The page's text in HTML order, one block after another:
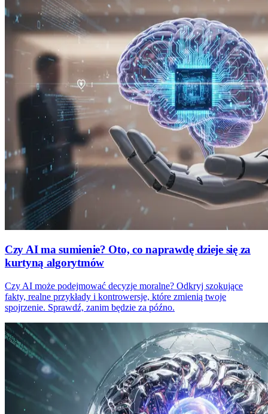
Czy AI ma sumienie? Oto, co naprawdę dzieje się za
kurtyną algorytmów
Czy AI może podejmować decyzje moralne? Odkryj szokujące
fakty, realne przykłady i kontrowersje, które zmienią twoje
spojrzenie. Sprawdź, zanim będzie za późno.